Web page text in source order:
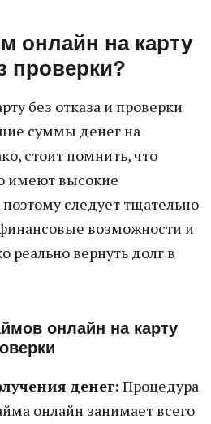
онлайн на карту
проверки?
без отказа и проверки
суммы денег на
стоит помнить, что
имеют высокие
следует тщательно
возможности и
реально вернуть долг в
онлайн на карту
денег: Процедура
онлайн занимает всего